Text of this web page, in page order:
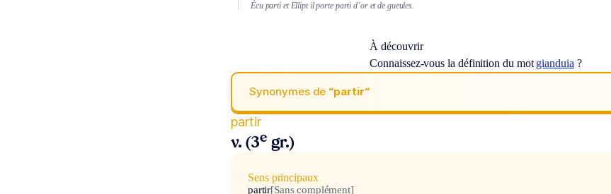
Écu parti etEllipt il porte parti d’or et de gueules.
À découvrir
Connaissez-vous la définition du mot gianduia ?
Synonymes de “partir“
partir
v. (3e gr.)
Sens principaux
partir[Sans complément]